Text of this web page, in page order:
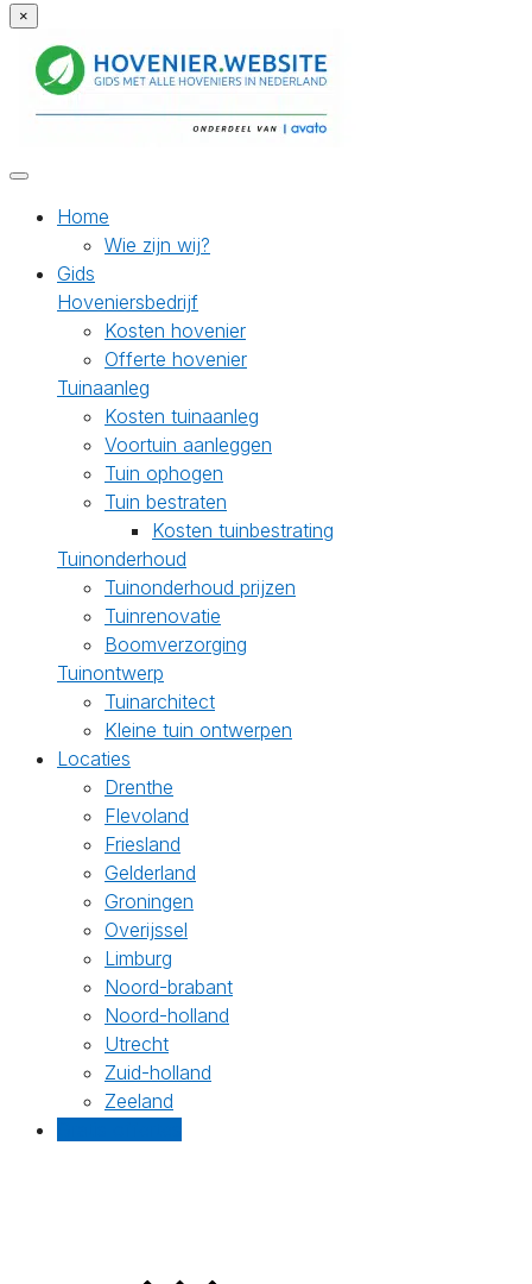
×
Home
Wie zijn wij?
Gids
Hoveniersbedrijf
Kosten hovenier
Offerte hovenier
Tuinaanleg
Kosten tuinaanleg
Voortuin aanleggen
Tuin ophogen
Tuin bestraten
Kosten tuinbestrating
Tuinonderhoud
Tuinonderhoud prijzen
Tuinrenovatie
Boomverzorging
Tuinontwerp
Tuinarchitect
Kleine tuin ontwerpen
Locaties
Drenthe
Flevoland
Friesland
Gelderland
Groningen
Overijssel
Limburg
Noord-brabant
Noord-holland
Utrecht
Zuid-holland
Zeeland